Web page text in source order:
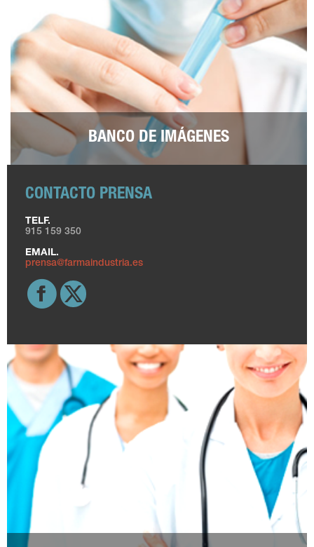
BANCO DE IMÁGENES
CONTACTO PRENSA
TELF.
915 159 350
EMAIL.
prensa@farmaindustria.es